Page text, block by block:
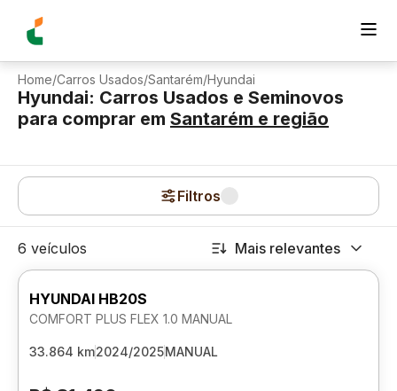
Home/Carros Usados/Santarém/Hyundai
Hyundai: Carros Usados e Seminovos
para comprar em Santarém e região
Filtros
6 veículos Mais relevantes
HYUNDAI HB20S
COMFORT PLUS FLEX 1.0 MANUAL
33.864 km2024/2025MANUAL